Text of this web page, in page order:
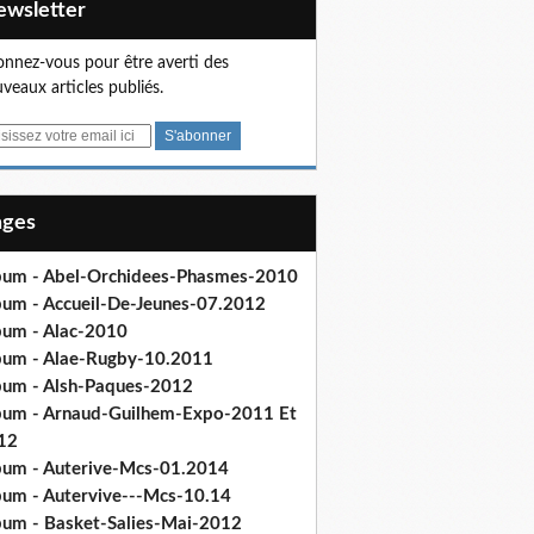
vous pour être averti des
articles publiés.
- Abel-Orchidees-Phasmes-2010
- Accueil-De-Jeunes-07.2012
- Alac-2010
- Alae-Rugby-10.2011
- Alsh-Paques-2012
- Arnaud-Guilhem-Expo-2011 Et
- Auterive-Mcs-01.2014
- Autervive---Mcs-10.14
- Basket-Salies-Mai-2012